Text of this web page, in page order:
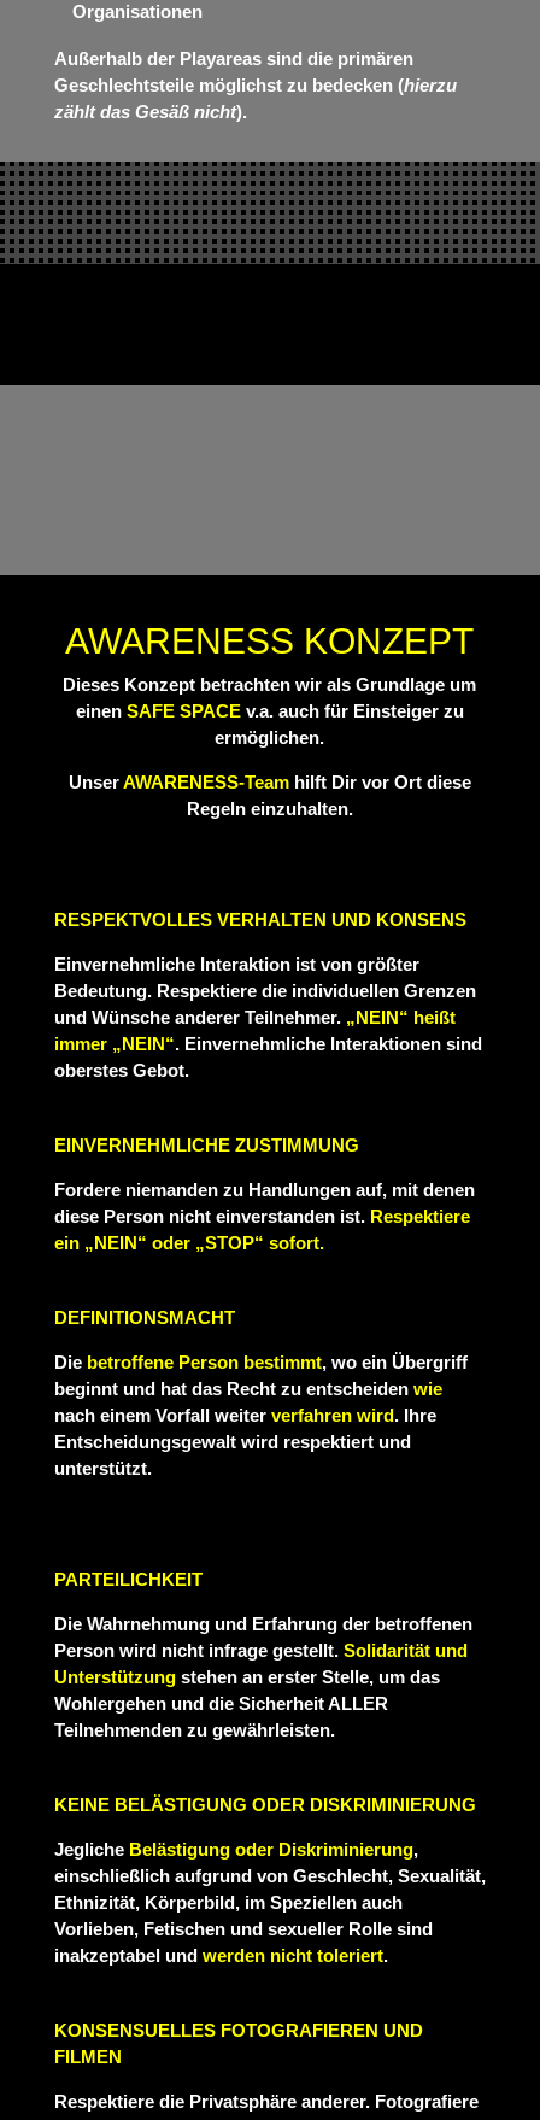
Organisationen
Außerhalb der Playareas sind die primären
Geschlechtsteile möglichst zu bedecken (hierzu
zählt das Gesäß nicht).
AWARENESS KONZEPT
Dieses Konzept betrachten wir als Grundlage um
einen SAFE SPACEv.a. auch für Einsteiger zu
ermöglichen.
UnserAWARENESS-Teamhilft Dir vor Ort diese
Regeln einzuhalten.
RESPEKTVOLLES VERHALTEN UND KONSENS
Einvernehmliche Interaktion ist von größter
Bedeutung. Respektiere die individuellen Grenzen
und Wünsche anderer Teilnehmer. „NEIN“ heißt
immer „NEIN“. Einvernehmliche Interaktionen sind
oberstes Gebot.
EINVERNEHMLICHE ZUSTIMMUNG
Fordere niemanden zu Handlungen auf, mit denen
diese Person nicht einverstanden ist. Respektiere
ein „NEIN“ oder „STOP“ sofort.
DEFINITIONSMACHT
Die betroffene Person bestimmt, wo ein Übergriff
beginnt und hat das Recht zu entscheiden wie
nach einem Vorfall weiter verfahren wird. Ihre
Entscheidungsgewalt wird respektiert und
unterstützt.
PARTEILICHKEIT
Die Wahrnehmung und Erfahrung der betroffenen
Person wird nicht infrage gestellt. Solidarität und
Unterstützungstehen an erster Stelle, um das
Wohlergehen und die Sicherheit ALLER
Teilnehmenden zu gewährleisten.
KEINE BELÄSTIGUNG ODER DISKRIMINIERUNG
Jegliche Belästigung oder Diskriminierung,
einschließlich aufgrund von Geschlecht, Sexualität,
Ethnizität, Körperbild, im Speziellen auch
Vorlieben, Fetischen und sexueller Rolle sind
inakzeptabel und werden nicht toleriert.
KONSENSUELLES FOTOGRAFIEREN UND
FILMEN
Respektiere die Privatsphäre anderer. Fotografiere